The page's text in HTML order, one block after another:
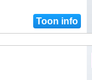
Toon info